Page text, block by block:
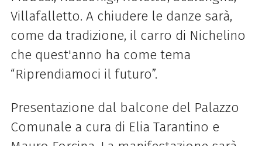
Villafalletto. A chiudere le danze sarà,
come da tradizione, il carro di Nichelino
che quest'anno ha come tema
“Riprendiamoci il futuro”.
Presentazione dal balcone del Palazzo
Comunale a cura di Elia Tarantino e